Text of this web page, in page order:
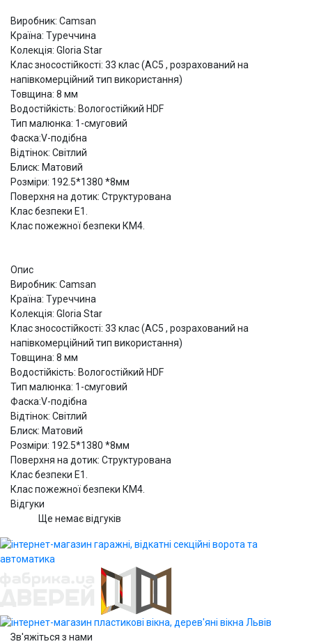
Виробник: Camsan
Країна: Туреччина
Колекція: Gloria Star
Клас зносостійкості: 33 клас (АС5 , розрахований на
напівкомерційний тип використання)
Товщина: 8 мм
Водостійкість: Вологостійкий HDF
Тип малюнка: 1-смуговий
Фаска:V-подібна
Відтінок: Світлий
Блиск: Матовий
Розміри: 192.5*1380 *8мм
Поверхня на дотик: Структурована
Клас безпеки Е1.
Клас пожежної безпеки КМ4.
Опис
Виробник: Camsan
Країна: Туреччина
Колекція: Gloria Star
Клас зносостійкості: 33 клас (АС5 , розрахований на
напівкомерційний тип використання)
Товщина: 8 мм
Водостійкість: Вологостійкий HDF
Тип малюнка: 1-смуговий
Фаска:V-подібна
Відтінок: Світлий
Блиск: Матовий
Розміри: 192.5*1380 *8мм
Поверхня на дотик: Структурована
Клас безпеки Е1.
Клас пожежної безпеки КМ4.
Відгуки
Ще немає відгуків
Зв'яжіться з нами